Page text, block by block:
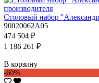
Столовый набор
90020062А05
474 504 ₽
1 186 261 ₽
В корзину
-60%